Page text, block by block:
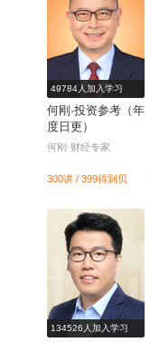
49784人加入学习
何刚·投资参考（年
度日更）
何刚·财经专家
300讲 / 399得到贝
134526人加入学习